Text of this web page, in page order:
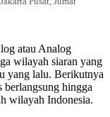
atau Analog
wilayah siaran yang
yang lalu. Berikutnya
berlangsung hingga
wilayah Indonesia.